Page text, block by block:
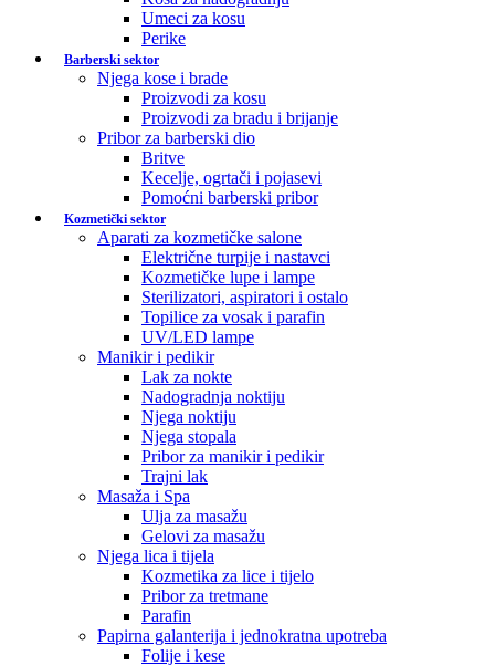
Umeci za kosu
Perike
Barberski sektor
Njega kose i brade
Proizvodi za kosu
Proizvodi za bradu i brijanje
Pribor za barberski dio
Britve
Kecelje, ogrtači i pojasevi
Pomoćni barberski pribor
Kozmetički sektor
Aparati za kozmetičke salone
Električne turpije i nastavci
Kozmetičke lupe i lampe
Sterilizatori, aspiratori i ostalo
Topilice za vosak i parafin
UV/LED lampe
Manikir i pedikir
Lak za nokte
Nadogradnja noktiju
Njega noktiju
Njega stopala
Pribor za manikir i pedikir
Trajni lak
Masaža i Spa
Ulja za masažu
Gelovi za masažu
Njega lica i tijela
Kozmetika za lice i tijelo
Pribor za tretmane
Parafin
Papirna galanterija i jednokratna upotreba
Folije i kese